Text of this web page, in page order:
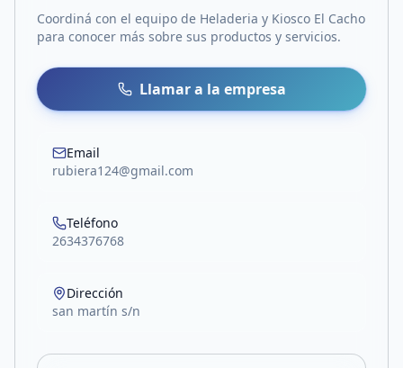
Coordiná con el equipo de Heladeria y Kiosco El Cacho
para conocer más sobre sus productos y servicios.
Llamar a la empresa
Email
rubiera124@gmail.com
Teléfono
2634376768
Dirección
san martín s/n